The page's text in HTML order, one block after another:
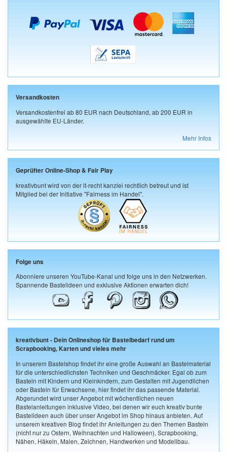
Versandkosten
Versandkostenfrei ab 80 EUR nach Deutschland, ab 200 EUR in
ausgewählte EU-Länder.
Mehr Infos
Geprüfter Online-Shop & Fair Play
kreativbunt wird von der it-recht kanzlei rechtlich betreut und ist
Mitglied bei der Initiative "Fairness im Handel".
Folge uns
Abonniere unseren YouTube-Kanal und folge uns in den Netzwerken.
Spannende Bastelideen und exklusive Aktionen erwarten dich!
kreativbunt - Dein Onlineshop für Bastelbedarf rund um
Scrapbooking, Karten und vieles mehr
In unserem Bastelshop findet ihr eine große Auswahl an Bastelmaterial
für die unterschiedlichsten Techniken und Geschmäcker. Egal ob zum
Basteln mit Kindern und Kleinkindern, zum Gestalten mit Jugendlichen
oder Basteln für Erwachsene, hier findet ihr das passende Material.
Abgerundet wird unser Angebot mit wöchentlichen neuen
Bastelanleitungen inklusive Video, bei denen wir euch kreativ bunte
Bastelideen auch über unser Angebot im Shop hinaus anbieten. Auf
unserem kreativen Blog findet ihr Anleitungen zu den Themen Basteln
(nicht nur zu Ostern, Weihnachten und Halloween), Scrapbooking,
Nähen, Häkeln, Malen, Zeichnen, Handwerken und Modellbau.